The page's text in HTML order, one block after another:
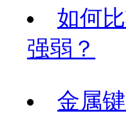
如何
强弱？
金属